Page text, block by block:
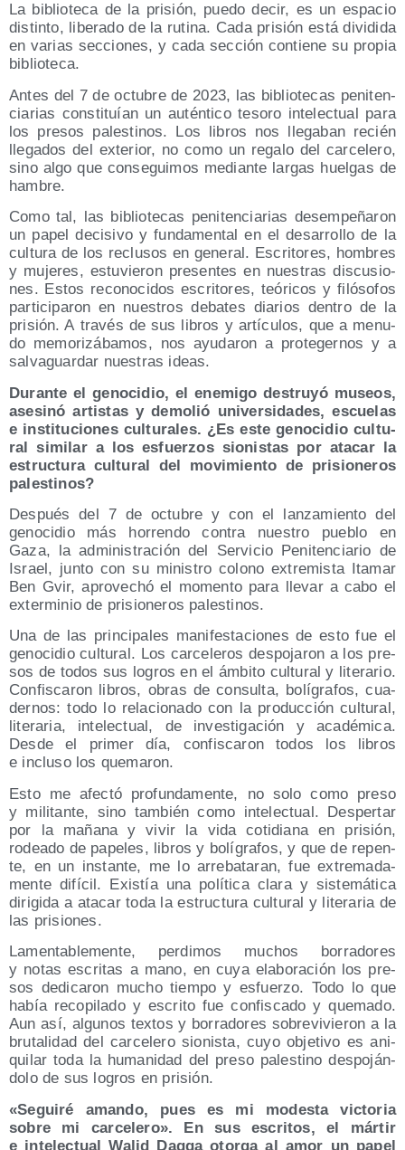
La biblio­te­ca de la pri­sión, pue­do decir, es un espa­cio
dis­tin­to, libe­ra­do de la ruti­na. Cada pri­sión está divi­di­da
en varias sec­cio­nes, y cada sec­ción con­tie­ne su pro­pia
biblioteca.
Antes del 7 de octu­bre de 2023, las biblio­te­cas peni­ten­
cia­rias cons­ti­tuían un autén­ti­co teso­ro inte­lec­tual para
los pre­sos pales­ti­nos. Los libros nos lle­ga­ban recién
lle­ga­dos del exte­rior, no como un rega­lo del car­ce­le­ro,
sino algo que con­se­gui­mos median­te lar­gas huel­gas de
hambre.
Como tal, las biblio­te­cas peni­ten­cia­rias desem­pe­ña­ron
un papel deci­si­vo y fun­da­men­tal en el desa­rro­llo de la
cul­tu­ra de los reclu­sos en gene­ral. Escri­to­res, hom­bres
y muje­res, estu­vie­ron pre­sen­tes en nues­tras dis­cu­sio­
nes. Estos reco­no­ci­dos escri­to­res, teó­ri­cos y filó­so­fos
par­ti­ci­pa­ron en nues­tros deba­tes dia­rios den­tro de la
pri­sión. A tra­vés de sus libros y artícu­los, que a menu­
do memo­ri­zá­ba­mos, nos ayu­da­ron a pro­te­ger­nos y a
sal­va­guar­dar nues­tras ideas.
Duran­te el geno­ci­dio, el enemi­go des­tru­yó museos,
ase­si­nó artis­tas y demo­lió uni­ver­si­da­des, escue­las
e ins­ti­tu­cio­nes cul­tu­ra­les. ¿Es este geno­ci­dio cul­tu­
ral simi­lar a los esfuer­zos sio­nis­tas por ata­car la
estruc­tu­ra cul­tu­ral del movi­mien­to de pri­sio­ne­ros
palestinos?
Des­pués del 7 de octu­bre y con el lan­za­mien­to del
geno­ci­dio más horren­do con­tra nues­tro pue­blo en
Gaza, la admi­nis­tra­ción del Ser­vi­cio Peni­ten­cia­rio de
Israel, jun­to con su minis­tro colono extre­mis­ta Ita­mar
Ben Gvir, apro­ve­chó el momen­to para lle­var a cabo el
exter­mi­nio de pri­sio­ne­ros palestinos.
Una de las prin­ci­pa­les mani­fes­ta­cio­nes de esto fue el
geno­ci­dio cul­tu­ral. Los car­ce­le­ros des­po­ja­ron a los pre­
sos de todos sus logros en el ámbi­to cul­tu­ral y lite­ra­rio.
Con­fis­ca­ron libros, obras de con­sul­ta, bolí­gra­fos, cua­
der­nos: todo lo rela­cio­na­do con la pro­duc­ción cul­tu­ral,
lite­ra­ria, inte­lec­tual, de inves­ti­ga­ción y aca­dé­mi­ca.
Des­de el pri­mer día, con­fis­ca­ron todos los libros
e inclu­so los quemaron.
Esto me afec­tó pro­fun­da­men­te, no solo como pre­so
y mili­tan­te, sino tam­bién como inte­lec­tual. Des­per­tar
por la maña­na y vivir la vida coti­dia­na en pri­sión,
rodea­do de pape­les, libros y bolí­gra­fos, y que de repen­
te, en un ins­tan­te, me lo arre­ba­ta­ran, fue extre­ma­da­
men­te difí­cil. Exis­tía una polí­ti­ca cla­ra y sis­te­má­ti­ca
diri­gi­da a ata­car toda la estruc­tu­ra cul­tu­ral y lite­ra­ria de
las prisiones.
Lamen­ta­ble­men­te, per­di­mos muchos borra­do­res
y notas escri­tas a mano, en cuya ela­bo­ra­ción los pre­
sos dedi­ca­ron mucho tiem­po y esfuer­zo. Todo lo que
había reco­pi­la­do y escri­to fue con­fis­ca­do y que­ma­do.
Aun así, algu­nos tex­tos y borra­do­res sobre­vi­vie­ron a la
bru­ta­li­dad del car­ce­le­ro sio­nis­ta, cuyo obje­ti­vo es ani­
qui­lar toda la huma­ni­dad del pre­so pales­tino des­po­ján­
do­lo de sus logros en prisión.
«Segui­ré aman­do, pues es mi modes­ta vic­to­ria
sobre mi car­ce­le­ro». En sus escri­tos, el már­tir
e inte­lec­tual Walid Daq­qa otor­ga al amor un papel